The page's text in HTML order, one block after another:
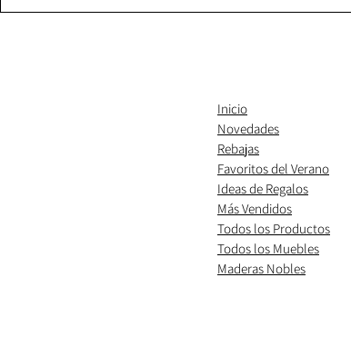
Inicio
Novedades
Rebajas
Favoritos del Verano
Ideas de Regalos
​Más Vendidos
Todos los Productos
Todos los Muebles
Maderas Nobles